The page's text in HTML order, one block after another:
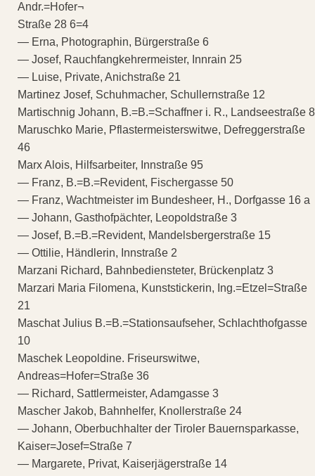
Andr.=Hofer¬
Straße 28 6=4
— Erna, Photographin, Bürgerstraße 6
— Josef, Rauchfangkehrermeister, Innrain 25
— Luise, Private, Anichstraße 21
Martinez Josef, Schuhmacher, Schullernstraße 12
Martischnig Johann, B.=B.=Schaffner i. R., Landseestraße 8
Maruschko Marie, Pflastermeisterswitwe, Defreggerstraße
46
Marx Alois, Hilfsarbeiter, Innstraße 95
— Franz, B.=B.=Revident, Fischergasse 50
— Franz, Wachtmeister im Bundesheer, H., Dorfgasse 16 a
— Johann, Gasthofpächter, Leopoldstraße 3
— Josef, B.=B.=Revident, Mandelsbergerstraße 15
— Ottilie, Händlerin, Innstraße 2
Marzani Richard, Bahnbediensteter, Brückenplatz 3
Marzari Maria Filomena, Kunststickerin, Ing.=Etzel=Straße
21
Maschat Julius B.=B.=Stationsaufseher, Schlachthofgasse
10
Maschek Leopoldine. Friseurswitwe,
Andreas=Hofer=Straße 36
— Richard, Sattlermeister, Adamgasse 3
Mascher Jakob, Bahnhelfer, Knollerstraße 24
— Johann, Oberbuchhalter der Tiroler Bauernsparkasse,
Kaiser=Josef=Straße 7
— Margarete, Privat, Kaiserjägerstraße 14